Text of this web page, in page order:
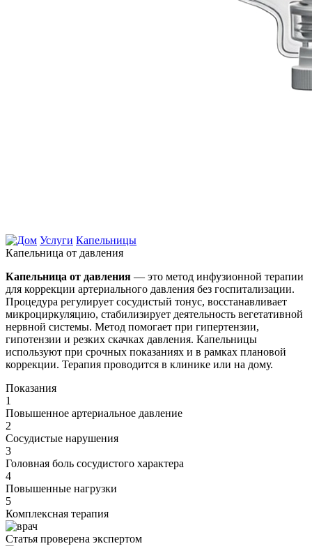
Услуги Капельницы
Капельница от давления
Капельница от давления — это метод инфузионной терапии
для коррекции артериального давления без госпитализации.
Процедура регулирует сосудистый тонус, восстанавливает
микроциркуляцию, стабилизирует деятельность вегетативной
нервной системы. Метод помогает при гипертензии,
гипотензии и резких скачках давления. Капельницы
используют при срочных показаниях и в рамках плановой
коррекции. Терапия проводится в клинике или на дому.
Показания
1
Повышенное артериальное давление
2
Сосудистые нарушения
3
Головная боль сосудистого характера
4
Повышенные нагрузки
5
Комплексная терапия
Статья проверена экспертом